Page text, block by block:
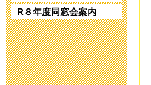
R８年度同窓会案内